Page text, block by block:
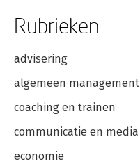
Rubrieken
advisering
algemeen management
coaching en trainen
communicatie en media
economie